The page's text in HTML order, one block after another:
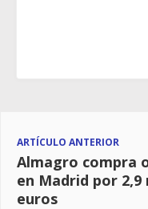
ARTÍCULO ANTERIOR
Almagro compra
en Madrid por 2,9
euros